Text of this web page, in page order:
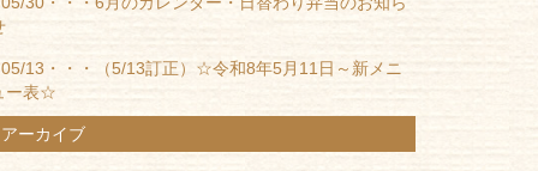
05/13・・・
（5/13訂正）☆令和8年5月11日～新メニ
ー表☆
アーカイブ